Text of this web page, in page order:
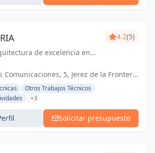
de excelencia en
técnicos y licencias
4.2(5)
Comunicaciones, 5, Jerez de la Frontera,
Otros Trabajos Técnicos
+3
Solicitar presupuesto